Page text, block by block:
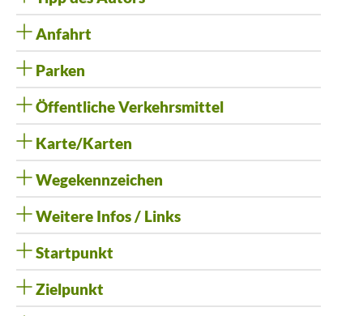
Anfahrt
Parken
Öffentliche Verkehrsmittel
Karte/Karten
Wegekennzeichen
Weitere Infos / Links
Startpunkt
Zielpunkt